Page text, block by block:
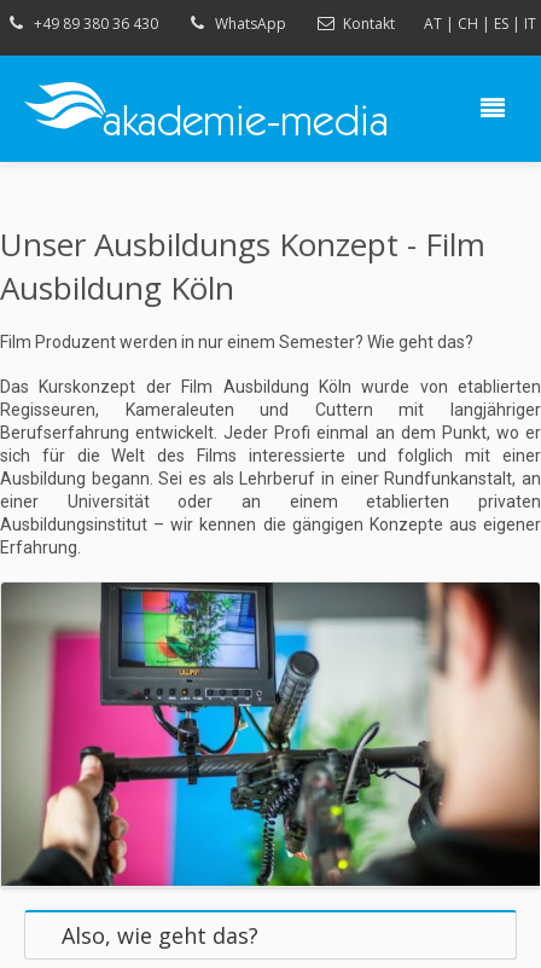
+49 89 380 36 430 WhatsApp Kontakt AT| CH | ES| IT
Unser Ausbildungs Konzept - Film
Ausbildung Köln
Film Produzent werden in nur einem Semester? Wie geht das?
Das Kurskonzept der Film Ausbildung Köln wurde von etablierten
Regisseuren, Kameraleuten und Cuttern mit langjähriger
Berufserfahrung entwickelt. Jeder Profi einmal an dem Punkt, wo er
sich für die Welt des Films interessierte und folglich mit einer
Ausbildung begann. Sei es als Lehrberuf in einer Rundfunkanstalt, an
einer Universität oder an einem etablierten privaten
Ausbildungsinstitut – wir kennen die gängigen Konzepte aus eigener
Erfahrung.
Also, wie geht das?